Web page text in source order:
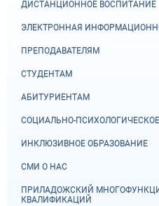
ДИСТАНЦИОННОЕ ВОСПИТАНИЕ
ЭЛЕКТРОННАЯ
ПРЕПОДАВАТЕЛЯМ
СТУДЕНТАМ
АБИТУРИЕНТАМ
СОЦИАЛЬНО-
ИНКЛЮЗИВНОЕ ОБРАЗОВАНИЕ
СМИ О НАС
ПРИЛАДОЖСКИЙ
КВАЛИФИКАЦИЙ